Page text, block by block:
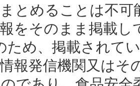
とめることは不
をそのまま掲載し
め、掲載されて
報発信機関又はそ